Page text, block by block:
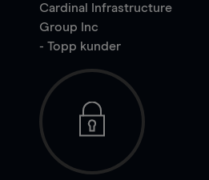
Cardinal Infrastructure
Group Inc
- Topp kunder